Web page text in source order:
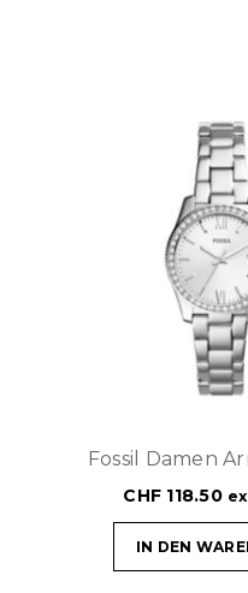
Fossil Damen
CHF 118.50
IN DEN